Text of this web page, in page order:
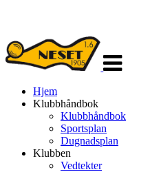
navigasjon
Hjem
Klubbhåndbok
Klubbhåndbok
Sportsplan
Dugnadsplan
Klubben
Vedtekter